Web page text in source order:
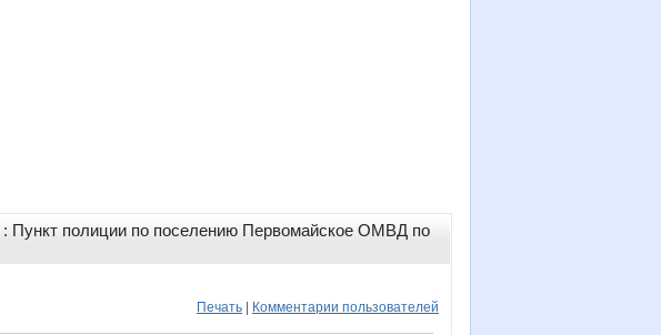
: Пункт полиции по поселению Первомайское ОМВД по
Печать Комментарии пользователей